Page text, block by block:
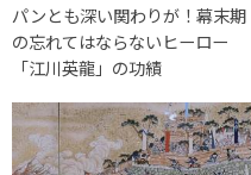
パンとも深い関わりが！幕末期
の忘れてはならないヒーロー
「江川英龍」の功績